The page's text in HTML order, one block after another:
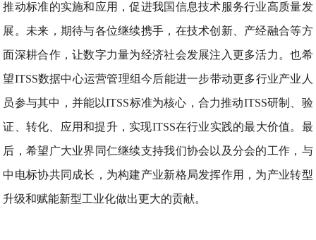
推动标准的实施和应用，促进我国信息技术服务行业高质量发
展。未来，期待与各位继续携手，在技术创新、产经融合等方
面深耕合作，让数字力量为经济社会发展注入更多活力。也希
望ITSS数据中心运营管理组今后能进一步带动更多行业产业人
员参与其中，并能以ITSS标准为核心，合力推动ITSS研制、验
证、转化、应用和提升，实现ITSS在行业实践的最大价值。最
后，希望广大业界同仁继续支持我们协会以及分会的工作，与
中电标协共同成长，为构建产业新格局发挥作用，为产业转型
升级和赋能新型工业化做出更大的贡献。